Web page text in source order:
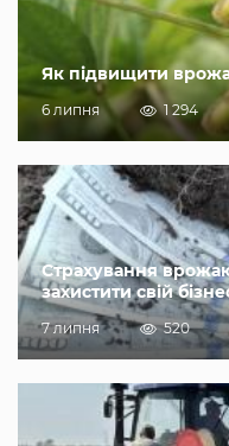
Як підвищити
6 липня 1 294
Страхування
захистити свій
7 липня 520